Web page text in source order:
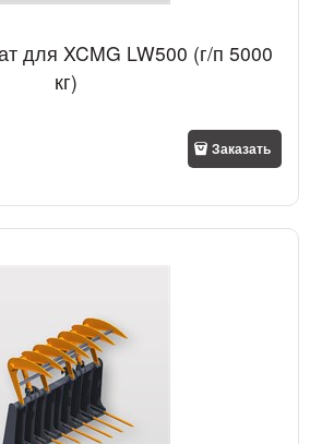
для XCMG LW500 (г/п 5000
кг)
Заказать